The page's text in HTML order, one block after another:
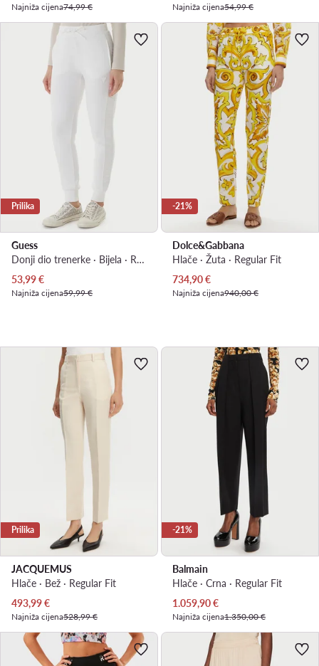
Najniža cijena74,99 € Najniža cijena54,99 €
Prilika
Guess
Donji dio trenerke · Bijela · Regular Fit
Trenutna cijena
53,99€
Najniža cijena59,99 €
-21%
Dolce&Gabbana
Hlače · Žuta · Regular Fit
Trenutna cijena
734,90€
Najniža cijena940,00 €
Prilika
JACQUEMUS
Hlače · Bež · Regular Fit
Trenutna cijena
493,99€
Najniža cijena528,99 €
-21%
Balmain
Hlače · Crna · Regular Fit
Trenutna cijena
1.059,90€
Najniža cijena1.350,00 €